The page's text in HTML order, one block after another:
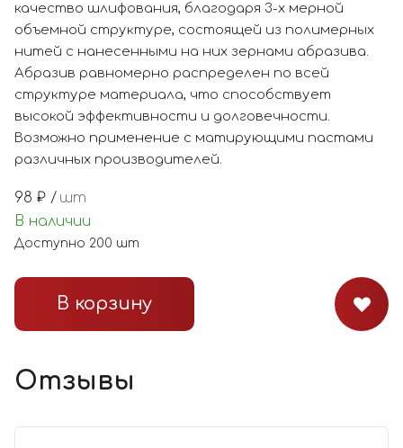
качество шлифования, благодаря 3-х мерной
объемной структуре, состоящей из полимерных
нитей с нанесенными на них зернами абразива.
Абразив равномерно распределен по всей
структуре материала, что способствует
высокой эффективности и долговечности.
Возможно применение с матирующими пастами
различных производителей.
98 ₽ / шт
В наличии
Доступно 200 шт
В корзину
Отзывы